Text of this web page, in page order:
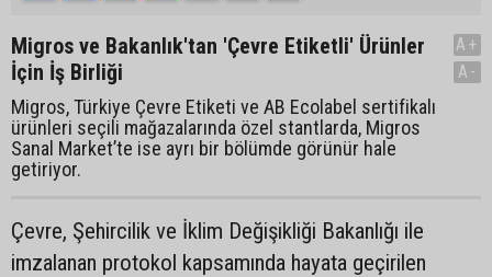
Migros ve Bakanlık'tan 'Çevre Etiketli' Ürünler
İçin İş Birliği
Migros, Türkiye Çevre Etiketi ve AB Ecolabel sertifikalı
ürünleri seçili mağazalarında özel stantlarda, Migros
Sanal Market’te ise ayrı bir bölümde görünür hale
getiriyor.
A+
A-
Çevre, Şehircilik ve İklim Değişikliği Bakanlığı ile
imzalanan protokol kapsamında hayata geçirilen